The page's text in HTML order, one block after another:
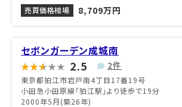
売買価格相場
8,709万円
セボンガーデン成城南
2.5 2件
東京都狛江市岩戸南4丁目17番19号
小田急小田原線「狛江駅」より徒歩で19分
2000年5月(築26年)